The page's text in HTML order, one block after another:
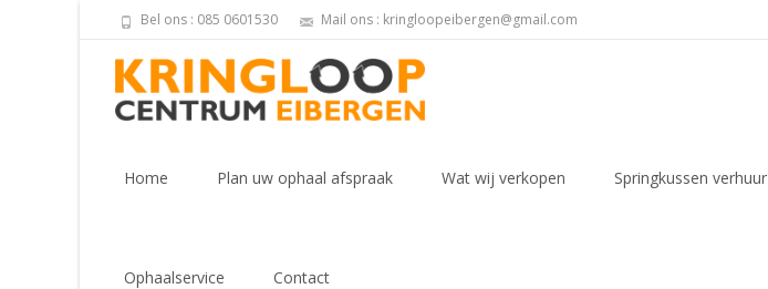
Bel ons : 085 0601530 Mail ons : kringloopeibergen@gmail.com
Home Plan uw ophaal afspraak Wat wij verkopen Springkussen verhuur
Ophaalservice Contact